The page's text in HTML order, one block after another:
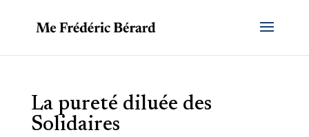
La pureté diluée des
Solidaires